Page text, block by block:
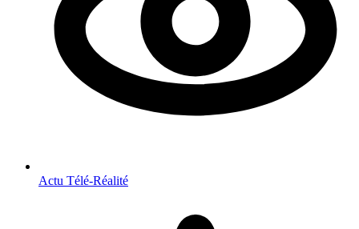
Actu Télé-Réalité